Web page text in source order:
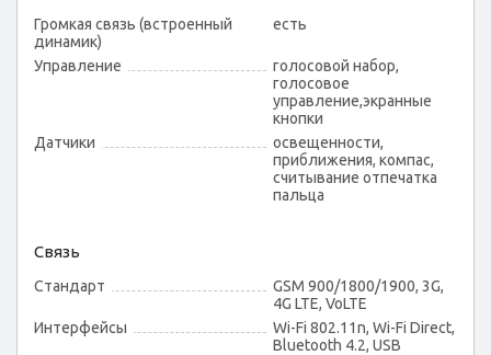
Громкая связь (встроенный
динамик)
есть
Управление
голосовой набор,
голосовое
управление,экранные
кнопки
Датчики
освещенности,
приближения, компас,
считывание отпечатка
пальца
Связь
Стандарт
GSM 900/1800/1900, 3G,
4G LTE, VoLTE
Интерфейсы
Wi-Fi 802.11n, Wi-Fi Direct,
Bluetooth 4.2, USB